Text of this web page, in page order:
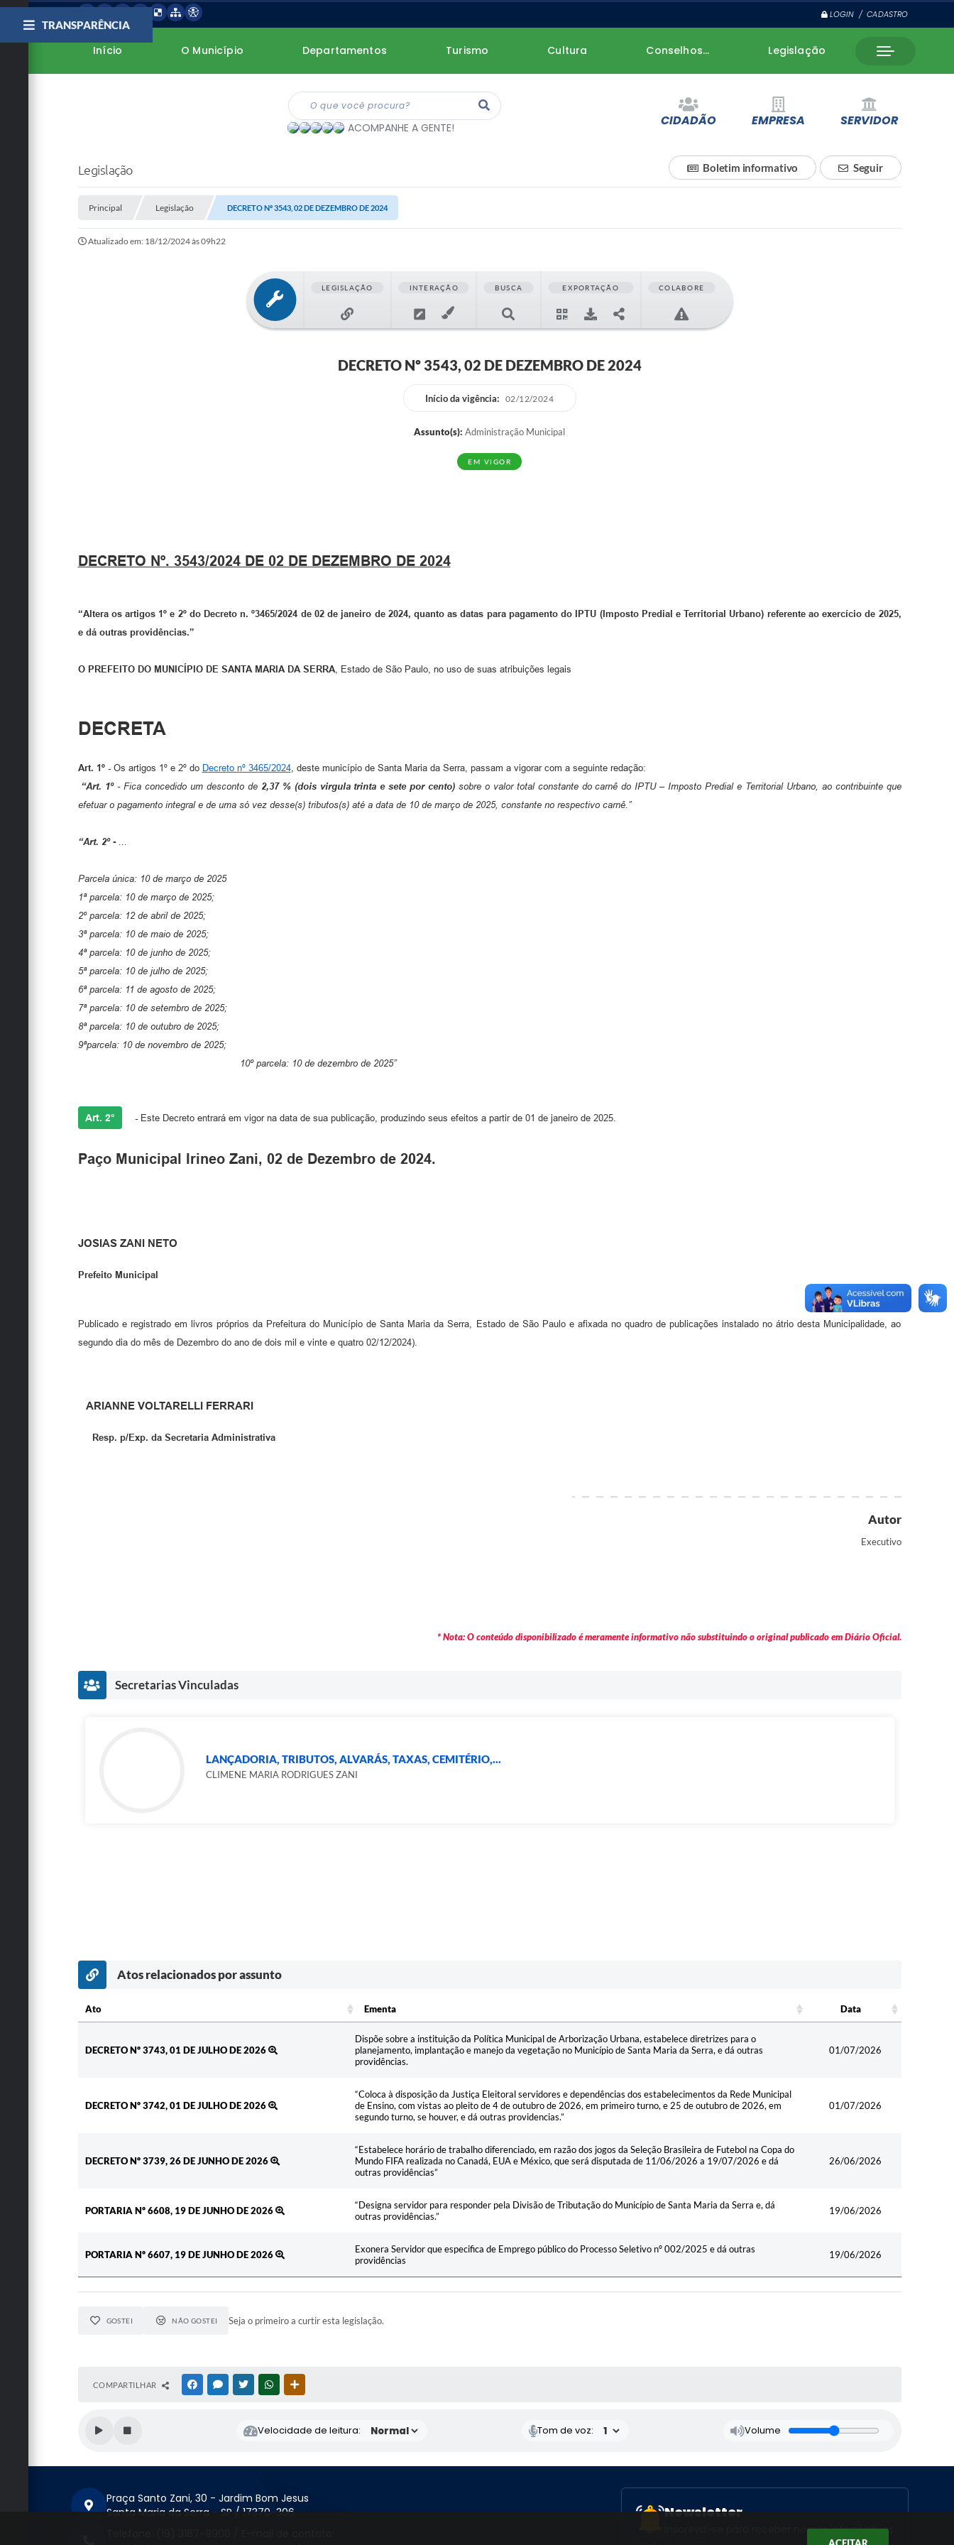
LOGIN / CADASTRO
Início O Município Departamentos Turismo Cultura Conselhos... Legislação
ACOMPANHE A GENTE! CIDADÃO EMPRESA SERVIDOR
TRANSPARÊNCIA
Legislação Seguir
Boletim informativo
Principal Legislação DECRETO Nº 3543, 02 DE DEZEMBRO DE 2024
Atualizado em: 18/12/2024 às 09h22
LEGISLAÇÃO INTERAÇÃO BUSCA EXPORTAÇÃO COLABORE
DECRETO Nº 3543, 02 DE DEZEMBRO DE 2024
Início da vigência: 02/12/2024
Assunto(s): Administração Municipal
EM VIGOR
DECRETO Nº. 3543/2024 DE 02 DE DEZEMBRO DE 2024
“Altera os artigos 1º e 2º do Decreto n. º3465/2024 de 02 de janeiro de 2024, quanto as datas para pagamento do IPTU (Imposto Predial e Territorial Urbano) referente ao exercício de 2025,
e dá outras providências.”
O PREFEITO DO MUNICÍPIO DE SANTA MARIA DA SERRA, Estado de São Paulo, no uso de suas atribuições legais
DECRETA
Art. 1º - Os artigos 1º e 2º do Decreto nº 3465/2024, deste município de Santa Maria da Serra, passam a vigorar com a seguinte redação:
“Art. 1º-Fica concedido um desconto de 2,37 % (dois virgula trinta e sete por cento) sobre o valor total constante do carnê do IPTU – Imposto Predial e Territorial Urbano, ao contribuinte que
efetuar o pagamento integral e de uma só vez desse(s) tributos(s) até a data de 10 de março de 2025, constante no respectivo carnê.”
“Art. 2º - ...
Parcela única: 10 de março de 2025
1ª parcela: 10 de março de 2025;
2º parcela: 12 de abril de 2025;
3ª parcela: 10 de maio de 2025;
4ª parcela: 10 de junho de 2025;
5ª parcela: 10 de julho de 2025;
6ª parcela: 11 de agosto de 2025;
7ª parcela: 10 de setembro de 2025;
8ª parcela: 10 de outubro de 2025;
9ªparcela: 10 de novembro de 2025;
10º parcela: 10 de dezembro de 2025”
Art. 2° - Este Decreto entrará em vigor na data de sua publicação, produzindo seus efeitos a partir de 01 de janeiro de 2025.
Paço Municipal Irineo Zani, 02 de Dezembro de 2024.
JOSIAS ZANI NETO
Prefeito Municipal
Publicado e registrado em livros próprios da Prefeitura do Município de Santa Maria da Serra, Estado de São Paulo e afixada no quadro de publicações instalado no átrio desta Municipalidade, ao
segundo dia do mês de Dezembro do ano de dois mil e vinte e quatro 02/12/2024).
ARIANNE VOLTARELLI FERRARI
Resp. p/Exp. da Secretaria Administrativa
Autor
Executivo
* Nota: O conteúdo disponibilizado é meramente informativo não substituindo o original publicado em Diário Oficial.
Secretarias Vinculadas
LANÇADORIA, TRIBUTOS, ALVARÁS, TAXAS, CEMITÉRIO,...
CLIMENE MARIA RODRIGUES ZANI
Atos relacionados por assunto
Ato Ementa
Data
DECRETO Nº 3743, 01 DE JULHO DE 2026
Dispõe sobre a instituição da Política Municipal de Arborização Urbana, estabelece diretrizes para o
planejamento, implantação e manejo da vegetação no Município de Santa Maria da Serra, e dá outras
providências.
01/07/2026
DECRETO Nº 3742, 01 DE JULHO DE 2026
“Coloca à disposição da Justiça Eleitoral servidores e dependências dos estabelecimentos da Rede Municipal
de Ensino, com vistas ao pleito de 4 de outubro de 2026, em primeiro turno, e 25 de outubro de 2026, em
segundo turno, se houver, e dá outras providencias.”
01/07/2026
DECRETO Nº 3739, 26 DE JUNHO DE 2026
“Estabelece horário de trabalho diferenciado, em razão dos jogos da Seleção Brasileira de Futebol na Copa do
Mundo FIFA realizada no Canadá, EUA e México, que será disputada de 11/06/2026 a 19/07/2026 e dá
outras providências”
26/06/2026
PORTARIA Nº 6608, 19 DE JUNHO DE 2026
“Designa servidor para responder pela Divisão de Tributação do Município de Santa Maria da Serra e, dá
outras providências.”
19/06/2026
PORTARIA Nº 6607, 19 DE JUNHO DE 2026
Exonera Servidor que especifica de Emprego público do Processo Seletivo nº 002/2025 e dá outras
providências
19/06/2026
GOSTEI NÃO GOSTEI Seja o primeiro a curtir esta legislação.
COMPARTILHAR FACEBOOKMESSENGER
TWITTERWHATSAPP
Velocidade de leitura: Tom de voz: Volume
Praça Santo Zani, 30 - Jardim Bom Jesus
Santa Maria da Serra - SP / 17370-306
Newsletter
Inscreva-se para receber nossos informativos